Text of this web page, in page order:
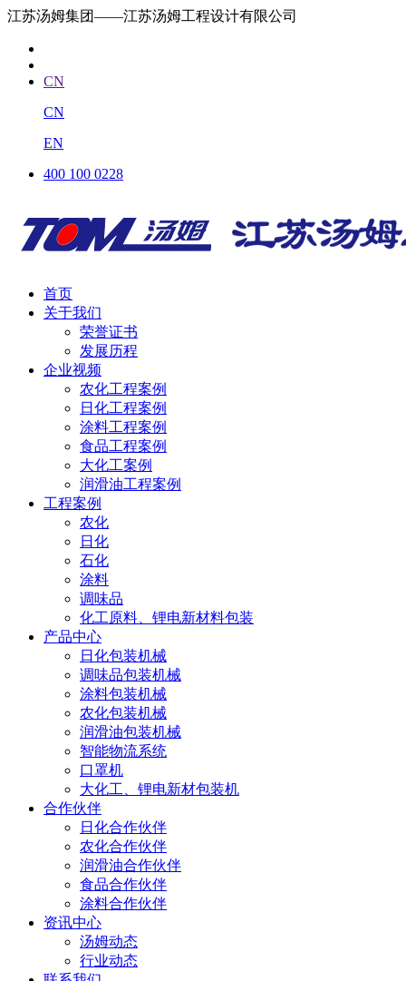
江苏汤姆集团——江苏汤姆工程设计有限公司
CN
CN
EN
400 100 0228
首页
关于我们
荣誉证书
发展历程
企业视频
农化工程案例
日化工程案例
涂料工程案例
食品工程案例
大化工案例
润滑油工程案例
工程案例
农化
日化
石化
涂料
调味品
化工原料、锂电新材料包装
产品中心
日化包装机械
调味品包装机械
涂料包装机械
农化包装机械
润滑油包装机械
智能物流系统
口罩机
大化工、锂电新材包装机
合作伙伴
日化合作伙伴
农化合作伙伴
润滑油合作伙伴
食品合作伙伴
涂料合作伙伴
资讯中心
汤姆动态
行业动态